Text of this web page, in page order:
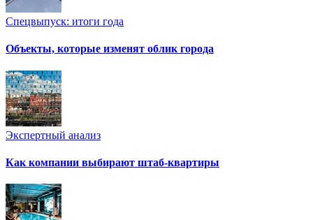
Спецвыпуск: итоги года
Объекты, которые изменят облик города
Экспертный анализ
Как компании выбирают штаб-квартиры